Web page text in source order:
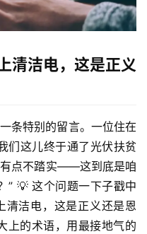
清洁电，这是正义
条特别的留言。一位住在
们这儿终于通了光伏扶贫
点不踏实——这到底是咱
” 💡 这个问题一下子戳中
清洁电，这是正义还是恩
上的术语，用最接地气的